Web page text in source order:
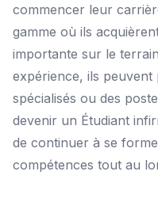
commencer leur
gamme où ils
importante sur le
expérience, ils
spécialisés ou des
devenir un Étudiant
de continuer à se
compétences tout au